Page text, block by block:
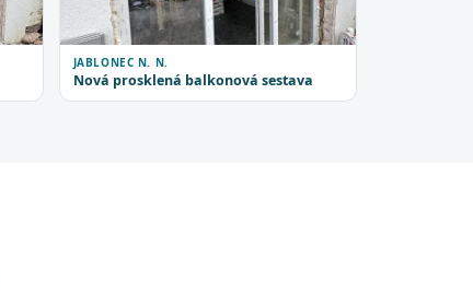
JABLONEC N. N.
Nová prosklená balkonová sestava